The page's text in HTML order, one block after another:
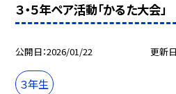
３・５年ペア活動「かるた大会」
公開日 2026/01/22 更新日
３年生